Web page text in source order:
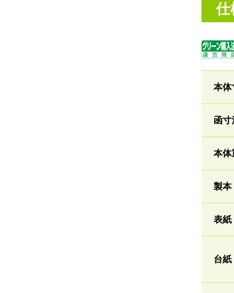
仕
本体
函寸
本体
製本
表紙
台紙